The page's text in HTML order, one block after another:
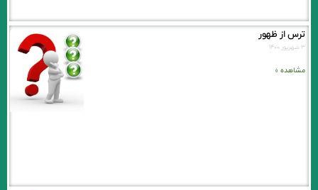
ترس از ظهور
۳ شهریور ۱۴۰۰
مشاهده »